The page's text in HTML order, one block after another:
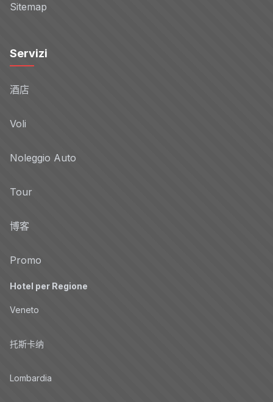
Sitemap
Servizi
酒店
Voli
Noleggio Auto
Tour
博客
Promo
Hotel per Regione
Veneto
托斯卡纳
Lombardia